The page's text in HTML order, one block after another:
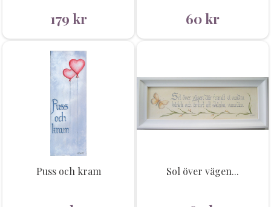
179 kr 60kr
Puss och kram Sol över vägen...